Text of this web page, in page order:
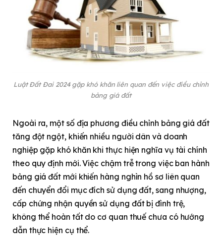
Luật Đất Đai 2024 gặp khó khăn liên quan đến việc điều chỉnh
bảng giá đất
Ngoài ra, một số địa phương điều chỉnh bảng giá đất
tăng đột ngột, khiến nhiều người dân và doanh
nghiệp gặp khó khăn khi thực hiện nghĩa vụ tài chính
theo quy định mới. Việc chậm trễ trong việc ban hành
bảng giá đất mới khiến hàng nghìn hồ sơ liên quan
đến chuyển đổi mục đích sử dụng đất, sang nhượng,
cấp chứng nhận quyền sử dụng đất bị đình trệ,
không thể hoàn tất do cơ quan thuế chưa có hướng
dẫn thực hiện cụ thể.